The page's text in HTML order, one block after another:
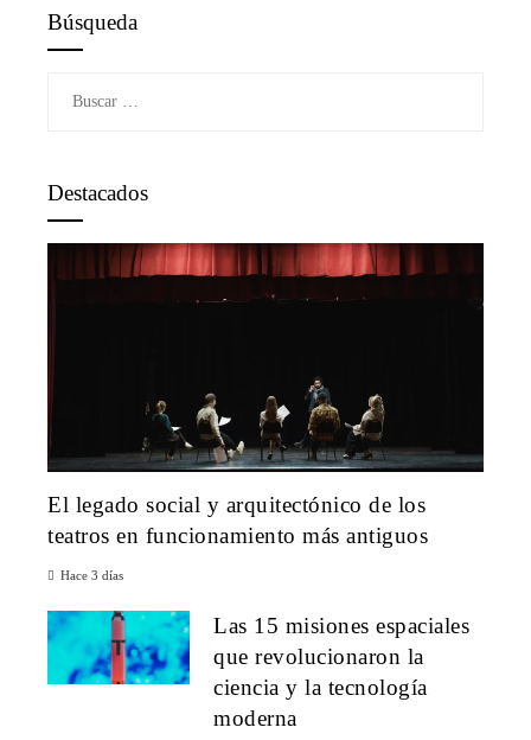
Búsqueda
Destacados
El legado social y arquitectónico de los
teatros en funcionamiento más antiguos
Hace 3 días
Las 15 misiones espaciales
que revolucionaron la
ciencia y la tecnología
moderna